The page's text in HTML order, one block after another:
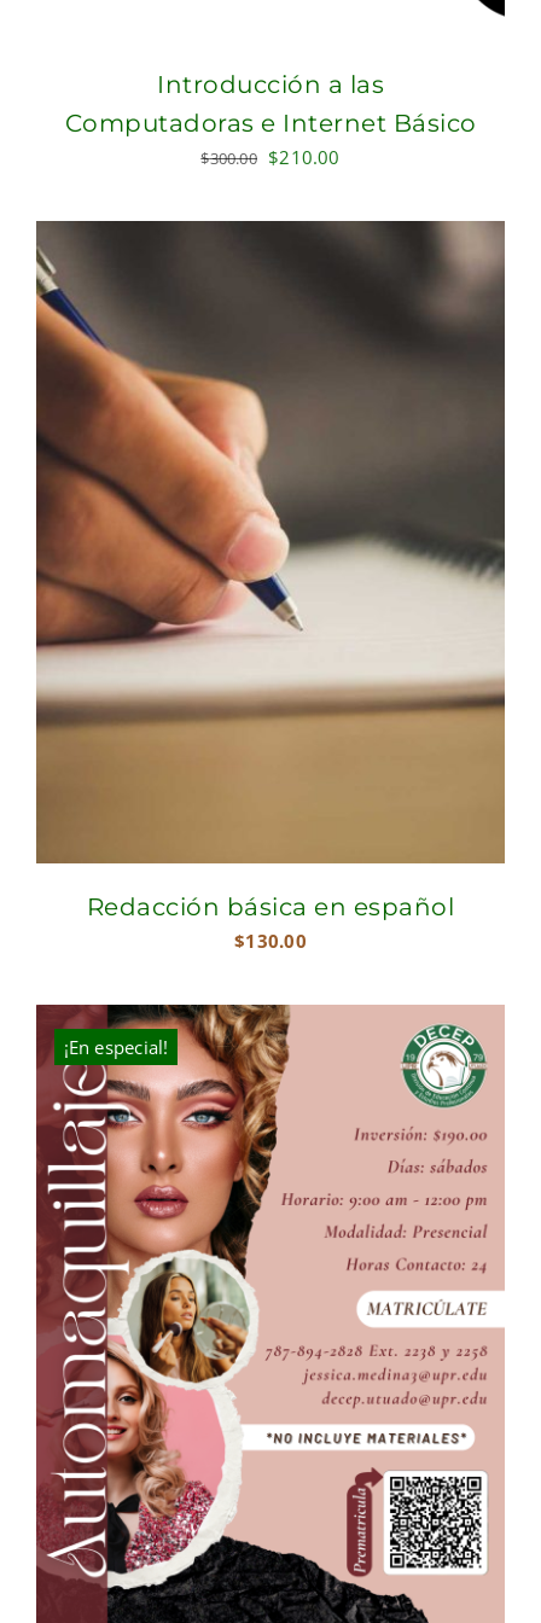
Introducción a las
Computadoras e Internet Básico
$300.00 Original
was:
$210.00
is:
Redacción básica en español
$130.00
¡En especial!